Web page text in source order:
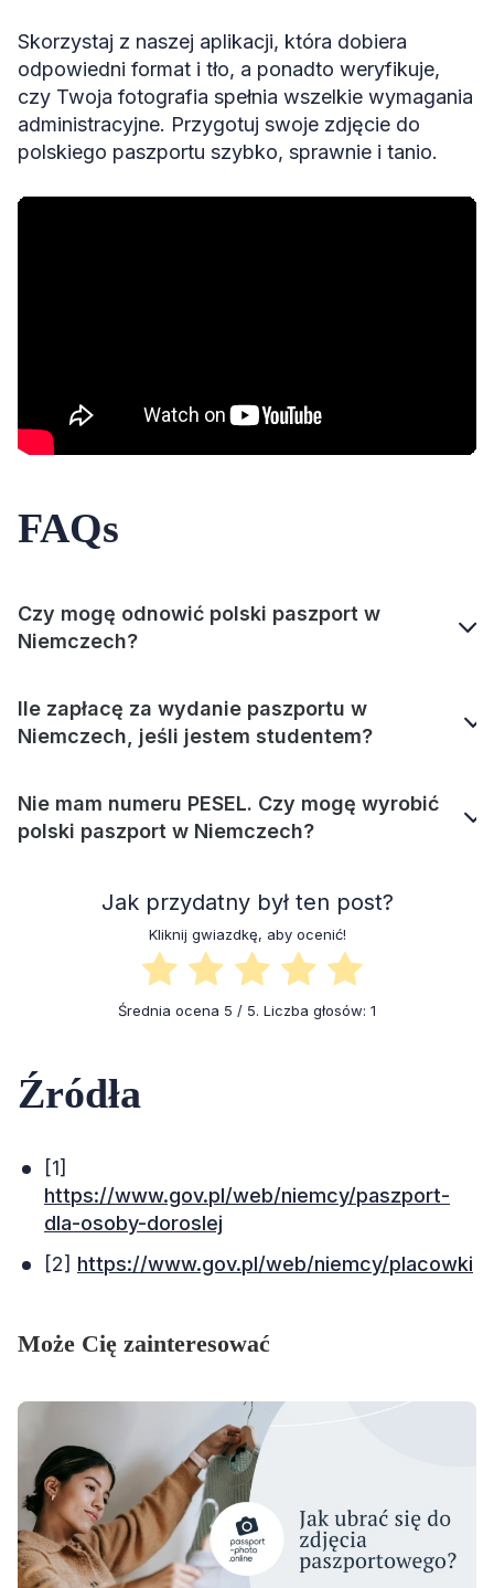
Skorzystaj z naszej aplikacji, która dobiera
odpowiedni format i tło, a ponadto weryfikuje,
czy Twoja fotografia spełnia wszelkie wymagania
administracyjne. Przygotuj swoje zdjęcie do
polskiego paszportu szybko, sprawnie i tanio.
FAQs
Czy mogę odnowić polski paszport w
Niemczech?
Ile zapłacę za wydanie paszportu w
Niemczech, jeśli jestem studentem?
Nie mam numeru PESEL. Czy mogę wyrobić
polski paszport w Niemczech?
Jak przydatny był ten post?
Kliknij gwiazdkę, aby ocenić!
Średnia ocena 5 / 5. Liczba głosów: 1
Źródła
[1]
https://www.gov.pl/web/niemcy/paszport-
dla-osoby-doroslej
[2] https://www.gov.pl/web/niemcy/placowki
Może Cię zainteresować